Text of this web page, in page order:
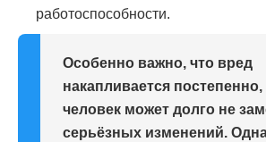
работоспособности.
Особенно важно, что вред
накапливается
человек может долго не
серьёзных изменений.